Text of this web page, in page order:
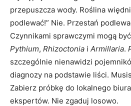
przepuszcza wody. Roślina
podlewać!” Nie. Przestań
Czynnikami sprawczymi mogą być
Pythium, Rhizoctonia i Armillaria.
szczególnie nienawidzi
diagnozy na podstawie liści.
Zabierz próbkę do lokalnego
ekspertów. Nie zgaduj losowo.